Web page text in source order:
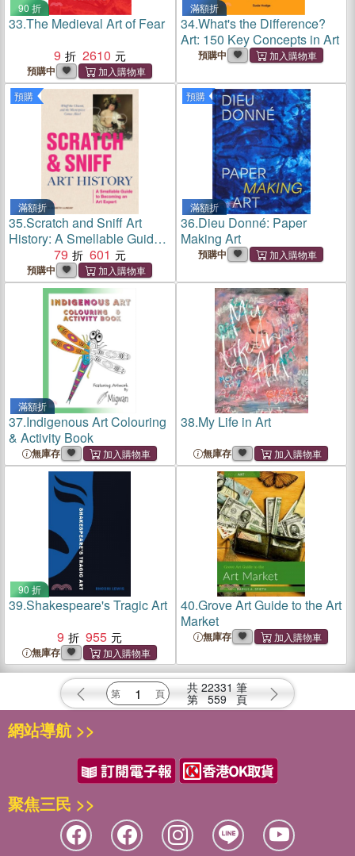
90 折
33.The Medieval Art of Fear
9
2610
預購中
滿額折
34.What's the Difference?
Art: 150 Key Concepts in Art
預購中
預購
滿額折
35.Scratch and Sniff Art
History: A Smellable Guide
to Becoming an Art Expert
79 601
預購中
預購
滿額折
36.Dieu Donné: Paper
Making Art
預購中
滿額折
37.Indigenous Art Colouring
& Activity Book
無庫存
38.My Life in Art
無庫存
90 折
39.Shakespeare's Tragic Art
9
955
無庫存
40.Grove Art Guide to the Art
Market
無庫存
共 22331 筆
第 559 頁
網站導航 >>
聚焦三民 >>